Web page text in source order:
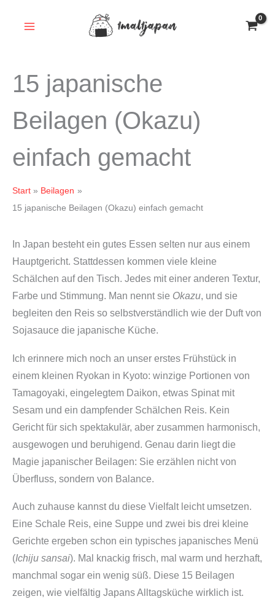
15 japanische
Beilagen (Okazu)
einfach gemacht
Start
Beilagen
15 japanische Beilagen (Okazu) einfach gemacht
In Japan besteht ein gutes Essen selten nur aus einem
Hauptgericht. Stattdessen kommen viele kleine
Schälchen auf den Tisch. Jedes mit einer anderen Textur,
Farbe und Stimmung. Man nennt sie Okazu, und sie
begleiten den Reis so selbstverständlich wie der Duft von
Sojasauce die japanische Küche.
Ich erinnere mich noch an unser erstes Frühstück in
einem kleinen Ryokan in Kyoto: winzige Portionen von
Tamagoyaki, eingelegtem Daikon, etwas Spinat mit
Sesam und ein dampfender Schälchen Reis. Kein
Gericht für sich spektakulär, aber zusammen harmonisch,
ausgewogen und beruhigend. Genau darin liegt die
Magie japanischer Beilagen: Sie erzählen nicht von
Überfluss, sondern von Balance.
Auch zuhause kannst du diese Vielfalt leicht umsetzen.
Eine Schale Reis, eine Suppe und zwei bis drei kleine
Gerichte ergeben schon ein typisches japanisches Menü
(Ichiju sansai). Mal knackig frisch, mal warm und herzhaft,
manchmal sogar ein wenig süß. Diese 15 Beilagen
zeigen, wie vielfältig Japans Alltagsküche wirklich ist.